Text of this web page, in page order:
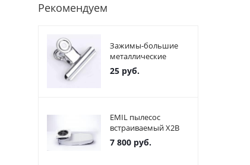
Рекомендуем
Зажимы-большие
металлические
25 руб.
EMIL пылесос
встраиваемый X2В
7 800 руб.